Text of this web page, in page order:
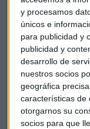
y procesamos
únicos e
para publicidad y
publicidad y
desarrollo de
nuestros socios
geográfica
características de
otorgarnos su
socios para que
Un portavoz de
interpondrá un
La asociación de
prensa que la
un fuerte
superior en el